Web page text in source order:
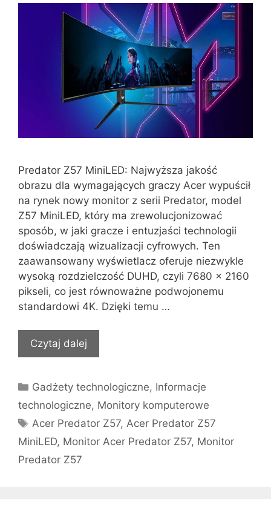
Predator Z57 MiniLED: Najwyższa jakość
obrazu dla wymagających graczy Acer wypuścił
na rynek nowy monitor z serii Predator, model
Z57 MiniLED, który ma zrewolucjonizować
sposób, w jaki gracze i entuzjaści technologii
doświadczają wizualizacji cyfrowych. Ten
zaawansowany wyświetlacz oferuje niezwykle
wysoką rozdzielczość DUHD, czyli 7680 × 2160
pikseli, co jest równoważne podwojonemu
standardowi 4K. Dzięki temu …
Czytaj dalej
Kategorie
Gadżety technologiczne, Informacje
technologiczne, Monitory komputerowe
Tagi
Acer Predator Z57, Acer Predator Z57
MiniLED, Monitor Acer Predator Z57, Monitor
Predator Z57